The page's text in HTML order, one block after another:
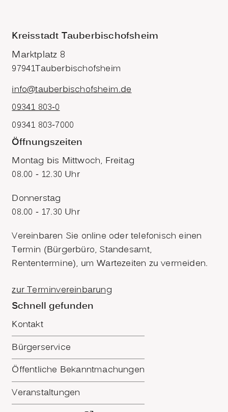
Kreisstadt Tauberbischofsheim
Marktplatz 8
97941Tauberbischofsheim
info@tauberbischofsheim.de
09341 803-0
09341 803-7000
Öffnungszeiten
Montag bis Mittwoch, Freitag
08.00 - 12.30 Uhr
Donnerstag
08.00 - 17.30 Uhr
Vereinbaren Sie online oder telefonisch einen
Termin (Bürgerbüro, Standesamt,
Rententermine), um Wartezeiten zu vermeiden.
zur Terminvereinbarung
Schnell gefunden
Kontakt
Bürgerservice
Öffentliche Bekanntmachungen
Veranstaltungen